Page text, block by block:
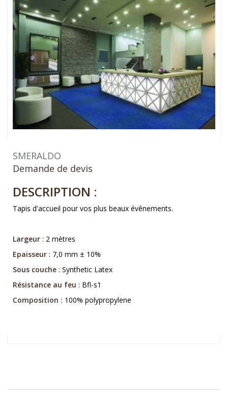
SMERALDO
Demande de devis
DESCRIPTION :
Tapis d'accueil pour vos plus beaux évênements.
Largeur : 2 mètres
Epaisseur : 7,0 mm ± 10%
Sous couche : Synthetic Latex
Résistance au feu : Bfl-s1
Composition : 100% polypropylene